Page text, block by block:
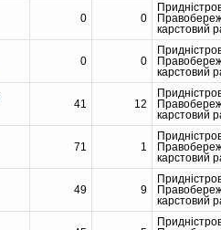
0 0
карстовий
0 0
карстовий
41 12
карстовий
71 1
карстовий
49 9
карстовий